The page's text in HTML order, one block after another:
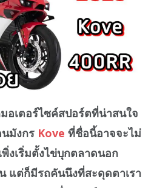
อเตอร์ไซค์สปอร์ตที่น่าสนใจ
มังกร Kove ที่ชื่อนี้อาจจะไม่
พิ่งเริ่มตั้งไข่บุกตลาดนอก
แต่ก็มีรถคันนึงที่สะดุดตาเรา